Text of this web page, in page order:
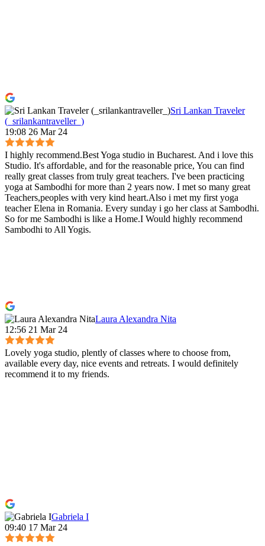
Sri Lankan Traveler
(_srilankantraveller_)
19:08 26 Mar 24
I highly recommend.Best Yoga studio in Bucharest. And i love this
Studio. It's affordable, and for the reasonable price, You can find
really great classes from truly great teachers. I've been practicing
yoga at Sambodhi for more than 2 years now. I met so many great
Teachers,peoples with very kind heart.Also i met my first yoga
teacher Elena in Romania. Every sunday i go her class at Sambodhi.
So for me Sambodhi is like a Home.I Would highly recommend
Sambodhi to All Yogis.
Laura Alexandra Nita
12:56 21 Mar 24
Lovely yoga studio, plently of classes where to choose from,
available every day, nice events and retreats. I would definitely
recommend it to my friends.
Gabriela I
09:40 17 Mar 24